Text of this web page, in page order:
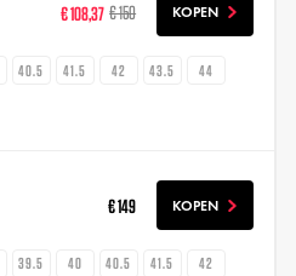
€ 108,37 € 150 KOPEN
40.5 41.5 42 43.5
44
€ 149 KOPEN
39.5 40 40.5 41.5
42